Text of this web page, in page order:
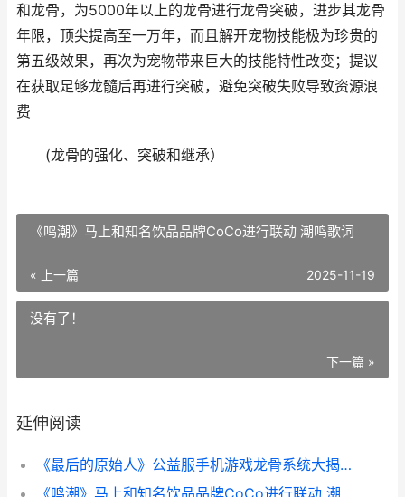
和龙骨，为5000年以上的龙骨进行龙骨突破，进步其龙骨
年限，顶尖提高至一万年，而且解开宠物技能极为珍贵的
第五级效果，再次为宠物带来巨大的技能特性改变；提议
在获取足够龙髓后再进行突破，避免突破失败导致资源浪
费
(龙骨的强化、突破和继承）
《鸣潮》马上和知名饮品品牌CoCo进行联动 潮鸣歌词
« 上一篇 2025-11-19
没有了！
下一篇 »
延伸阅读
《最后的原始人》公益服手机游戏龙骨系统大揭晓 最后的原始人攻略